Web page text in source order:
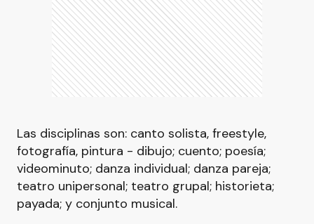
Las disciplinas son: canto solista, freestyle,
fotografía, pintura - dibujo; cuento; poesía;
videominuto; danza individual; danza pareja;
teatro unipersonal; teatro grupal; historieta;
payada; y conjunto musical.